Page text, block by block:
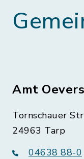
Amt
Tornschauer
24963 Tarp
04638 88-0